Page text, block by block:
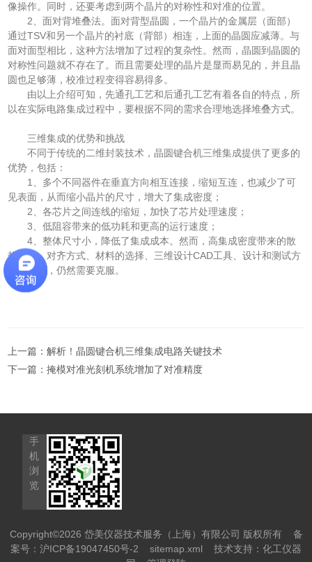
像操作。同时，还要考虑到两个晶片的对称性和对准的位置。
2、面对背堆叠法。面对背型晶圆，一个晶片的金属层（面部）
通过TSV和另一个晶片的衬底（背部）相连，上面的晶圆应减薄。与
面对面型相比，这种方法增加了过程的复杂性。然而，晶圆到晶圆的
对称性问题就不存在了。而且需要处理的晶片是显而易见的，并且晶
圆也足够薄，校准过程变得容易得多。
由以上介绍可知，先通孔工艺和后通孔工艺有着各自的特点，所
以在实际电路集成过程中，要根据不同的需求合理地选择堆叠方式。
三维集成的优势和挑战
不同于传统的二维封装技术，晶圆键合机三维集成提供了更多的
优势，包括：
1、多个不同器件在垂直方向相互连接，缩短互连，也减少了可
见表面，从而缩小晶片的尺寸，增大了集成密度；
2、各芯片之间连线的缩短，加快了芯片处理速度；
3、低阻容带来的低功耗和更高的运行速度；
4、整体尺寸小，降低了集成成本。然而，高集成密度带来的散
热问题、对齐方式、材料的选择、三维设计CAD工具、设计和测试方
法等挑战，仍然需要克服。
上一篇：解析！晶圆键合机三维集成电路关键技术
下一篇：掩模对准光刻机系统增加了对准精度
手
机
浏
览
Copyright©2026 岱美仪器技术服务（上海）有限公司 版权所有 备
案号：沪ICP备19047450号-2
sitemap.xml 技术支持： 化工仪器